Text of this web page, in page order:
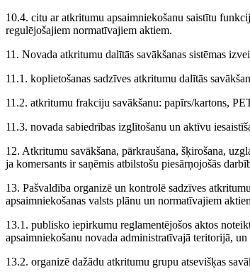
10.4. citu ar atkritumu apsaimniekošanu saistītu
regulējošajiem normatīvajiem aktiem.
11. Novada atkritumu dalītās savākšanas sistēmas
11.1. koplietošanas sadzīves atkritumu dalītās
11.2. atkritumu frakciju savākšanu: papīrs/kartons,
11.3. novada sabiedrības izglītošanu un aktīvu
12. Atkritumu savākšana, pārkraušana, šķirošana,
ja komersants ir saņēmis atbilstošu piesārņojošās
13. Pašvaldība organizē un kontrolē sadzīves
apsaimniekošanas valsts plānu un normatīvajiem
13.1. publisko iepirkumu reglamentējošos aktos
apsaimniekošanu novada administratīvajā teritorijā,
13.2. organizē dažādu atkritumu grupu atsevišķas